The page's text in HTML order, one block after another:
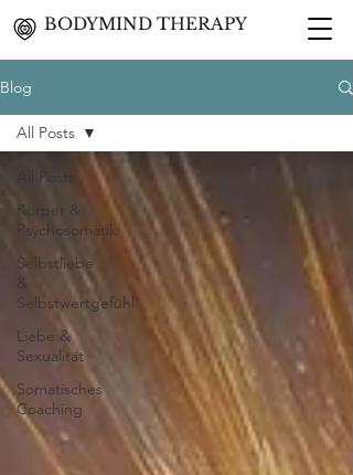
BODYMIND THERAPY
Blog
All Posts
Körper &
Psychosomatik
Selbstliebe
&
Selbstwertgefühl
Liebe &
Sexualität
Somatisches
Coaching
All Posts